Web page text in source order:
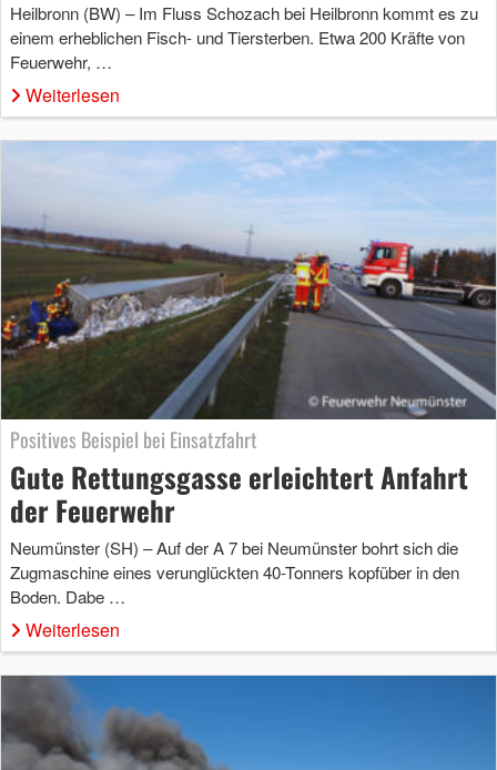
Heilbronn (BW) – Im Fluss Schozach bei Heilbronn kommt es zu
einem erheblichen Fisch- und Tiersterben. Etwa 200 Kräfte von
Feuerwehr, …
Weiterlesen
Positives Beispiel bei Einsatzfahrt
Gute Rettungsgasse erleichtert Anfahrt
der Feuerwehr
Neumünster (SH) – Auf der A 7 bei Neumünster bohrt sich die
Zugmaschine eines verunglückten 40-Tonners kopfüber in den
Boden. Dabe …
Weiterlesen